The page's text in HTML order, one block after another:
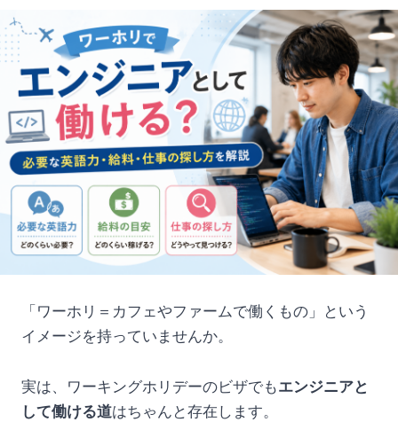
「ワーホリ＝カフェやファームで働くもの」という
イメージを持っていませんか。
実は、ワーキングホリデーのビザでもエンジニアと
して働ける道はちゃんと存在します。